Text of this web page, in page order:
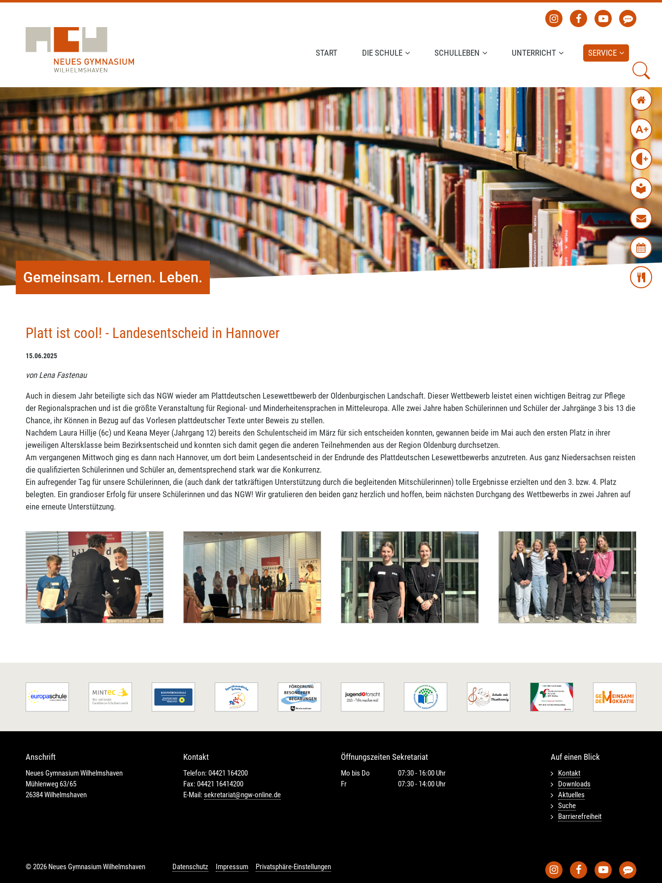
NAVIGATION ÜBERSPRINGEN
START DIE SCHULE SCHULLEBEN UNTERRICHT SERVICE
Gemeinsam. Lernen. Leben.
Platt ist cool! - Landesentscheid in Hannover
15.06.2025
von Lena Fastenau
Auch in diesem Jahr beteiligte sich das NGW wieder am Plattdeutschen Lesewettbewerb der Oldenburgischen Landschaft. Dieser Wettbewerb leistet einen wichtigen Beitrag zur Pflege
der Regionalsprachen und ist die größte Veranstaltung für Regional- und Minderheitensprachen in Mitteleuropa. Alle zwei Jahre haben Schülerinnen und Schüler der Jahrgänge 3 bis 13 die
Chance, ihr Können in Bezug auf das Vorlesen plattdeutscher Texte unter Beweis zu stellen.
Nachdem Laura Hillje (6c) und Keana Meyer (Jahrgang 12) bereits den Schulentscheid im März für sich entscheiden konnten, gewannen beide im Mai auch den ersten Platz in ihrer
jeweiligen Altersklasse beim Bezirksentscheid und konnten sich damit gegen die anderen Teilnehmenden aus der Region Oldenburg durchsetzen.
Am vergangenen Mittwoch ging es dann nach Hannover, um dort beim Landesentscheid in der Endrunde des Plattdeutschen Lesewettbewerbs anzutreten. Aus ganz Niedersachsen reisten
die qualifizierten Schülerinnen und Schüler an, dementsprechend stark war die Konkurrenz.
Ein aufregender Tag für unsere Schülerinnen, die (auch dank der tatkräftigen Unterstützung durch die begleitenden Mitschülerinnen) tolle Ergebnisse erzielten und den 3. bzw. 4. Platz
belegten. Ein grandioser Erfolg für unsere Schülerinnen und das NGW! Wir gratulieren den beiden ganz herzlich und hoffen, beim nächsten Durchgang des Wettbewerbs in zwei Jahren auf
eine erneute Unterstützung.
Anschrift
Neues Gymnasium Wilhelmshaven
Mühlenweg 63/65
26384 Wilhelmshaven
Kontakt
Telefon: 04421 164200
Fax: 04421 16414200
E-Mail: sekretariat@ngw-online.de
Öffnungszeiten Sekretariat
Mo bis Do
07:30 - 16:00 Uhr
Fr
07:30 - 14:00 Uhr
Auf einen Blick
Kontakt
Downloads
Aktuelles
Suche
Barrierefreiheit
© 2026 Neues Gymnasium Wilhelmshaven Datenschutz Impressum Privatsphäre-Einstellungen